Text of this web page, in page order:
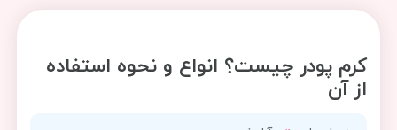
کرم پودر چیست؟ انواع و نحوه استفاده
از آن